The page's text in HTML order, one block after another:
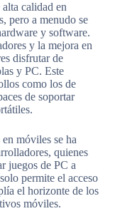
calidad en
pero a menudo se
y software.
y la mejora en
disfrutar de
y PC. Este
como los de
de soportar
móviles se ha
quienes
juegos de PC a
permite el acceso
el horizonte de los
móviles.